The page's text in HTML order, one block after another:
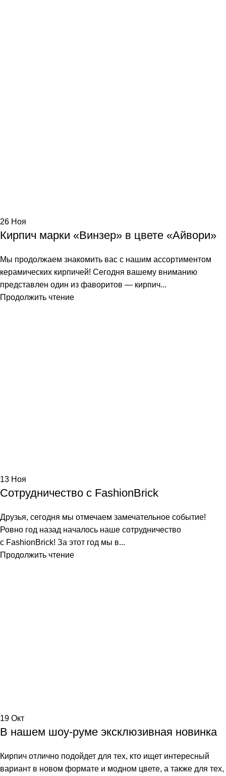
26 Ноя
Кирпич марки «Винзер» в цвете «Айвори»
Мы продолжаем знакомить вас с нашим ассортиментом
керамических кирпичей! Сегодня вашему вниманию
представлен один из фаворитов — кирпич...
Продолжить чтение
13 Ноя
Сотрудничество с FashionBrick
Друзья, сегодня мы отмечаем замечательное событие!
Ровно год назад началось наше сотрудничество
с FashionBrick! За этот год мы в...
Продолжить чтение
19 Окт
В нашем шоу-руме эксклюзивная новинка
Кирпич отлично подойдет для тех, кто ищет интересный
вариант в новом формате и модном цвете, а также для тех,